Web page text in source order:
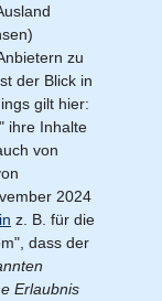
zu
der Blick in
gilt hier:
ihre Inhalte
von
2024
z. B. für die
dass der
Erlaubnis